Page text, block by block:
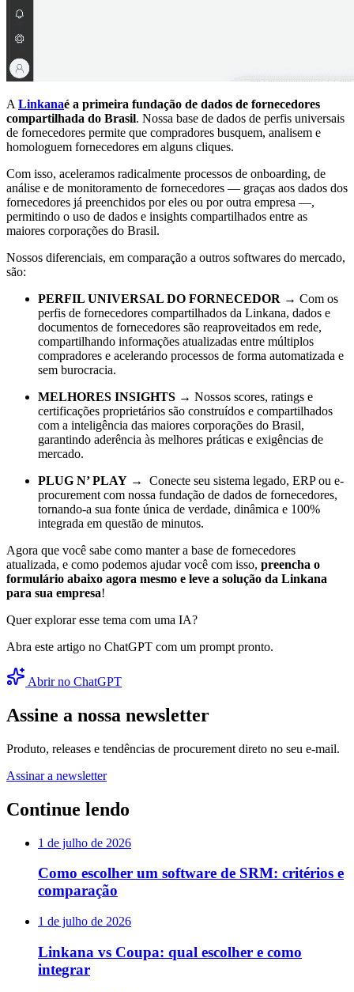
A Linkanaé a primeira fundação de dados de fornecedores
compartilhada do Brasil. Nossa base de dados de perfis universais
de fornecedores permite que compradores busquem, analisem e
homologuem fornecedores em alguns cliques.
Com isso, aceleramos radicalmente processos de onboarding, de
análise e de monitoramento de fornecedores — graças aos dados dos
fornecedores já preenchidos por eles ou por outra empresa —,
permitindo o uso de dados e insights compartilhados entre as
maiores corporações do Brasil.
Nossos diferenciais, em comparação a outros softwares do mercado,
são:
PERFIL UNIVERSAL DO FORNECEDOR → Com os
perfis de fornecedores compartilhados da Linkana, dados e
documentos de fornecedores são reaproveitados em rede,
compartilhando informações atualizadas entre múltiplos
compradores e acelerando processos de forma automatizada e
sem burocracia.
MELHORES INSIGHTS → Nossos scores, ratings e
certificações proprietários são construídos e compartilhados
com a inteligência das maiores corporações do Brasil,
garantindo aderência às melhores práticas e exigências de
mercado.
PLUG N’ PLAY → Conecte seu sistema legado, ERP ou e-
procurement com nossa fundação de dados de fornecedores,
tornando-a sua fonte única de verdade, dinâmica e 100%
integrada em questão de minutos.
Agora que você sabe como manter a base de fornecedores
atualizada, e como podemos ajudar você com isso, preencha o
formulário abaixo agora mesmo e leve a solução da Linkana
para sua empresa!
Quer explorar esse tema com uma IA?
Abra este artigo no ChatGPT com um prompt pronto.
Abrir no ChatGPT
Assine a nossa newsletter
Produto, releases e tendências de procurement direto no seu e-mail.
Assinar a newsletter
Continue lendo
1 de julho de 2026
Como escolher um software de SRM: critérios e
comparação
1 de julho de 2026
Linkana vs Coupa: qual escolher e como
integrar